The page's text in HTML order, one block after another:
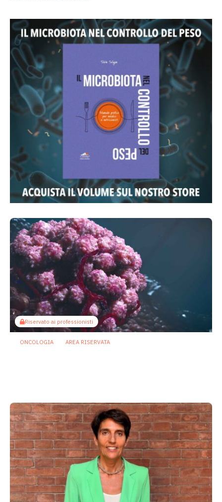
Riservato ai professionisti
ONCOLOGIA AREA RISERVATA